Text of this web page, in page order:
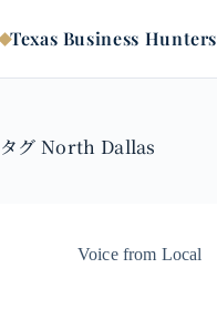
ン
ン
ス
Texas Business Hunters
タグ North Dallas
Voice from Local